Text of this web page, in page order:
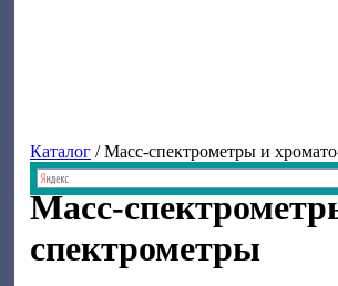
Каталог / Масс-спектрометры и
Масс-
спектрометры